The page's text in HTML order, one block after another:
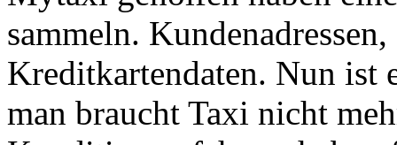
sammeln.
Kreditkartendaten. Nun ist
man braucht Taxi nicht